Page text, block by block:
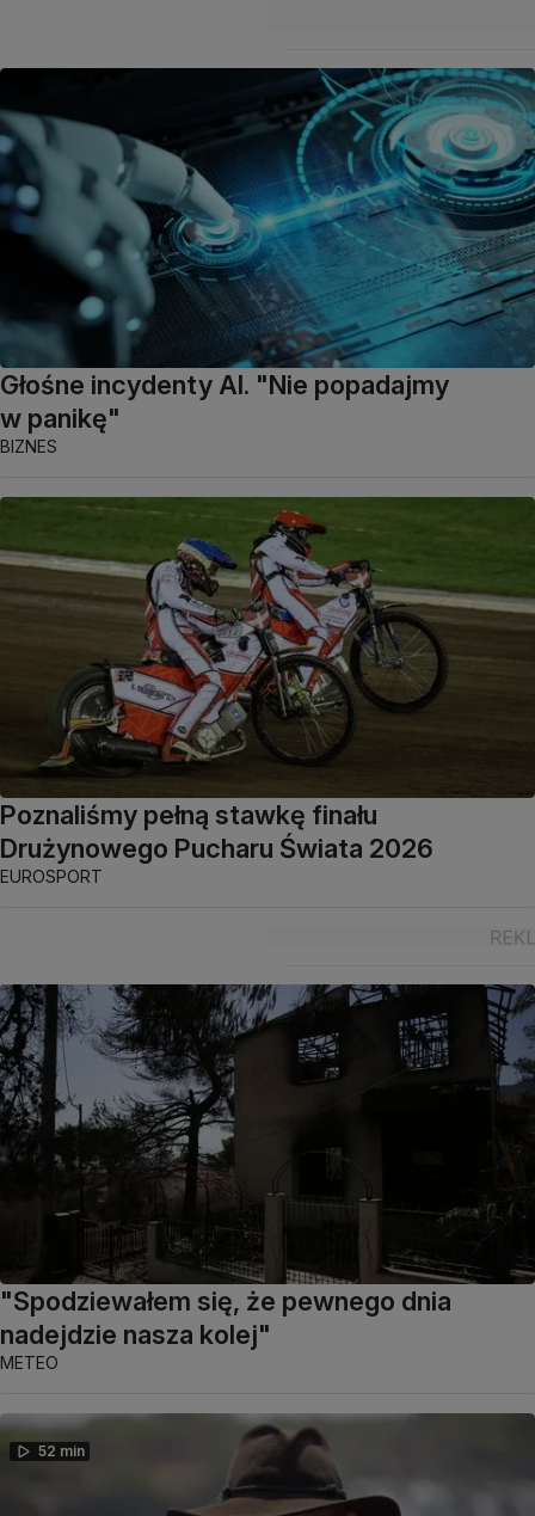
Głośne incydenty AI. "Nie popadajmy
w panikę"
BIZNES
Poznaliśmy pełną stawkę finału
Drużynowego Pucharu Świata 2026
EUROSPORT
"Spodziewałem się, że pewnego dnia
nadejdzie nasza kolej"
METEO
52 min